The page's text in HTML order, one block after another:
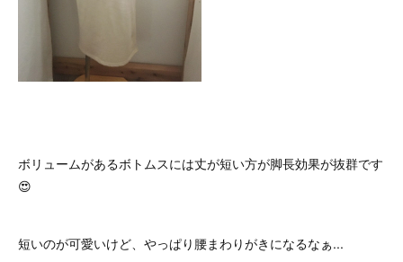
ボリュームがあるボトムスには丈が短い方が脚長効果が抜群です
😍
短いのが可愛いけど、やっぱり腰まわりがきになるなぁ...